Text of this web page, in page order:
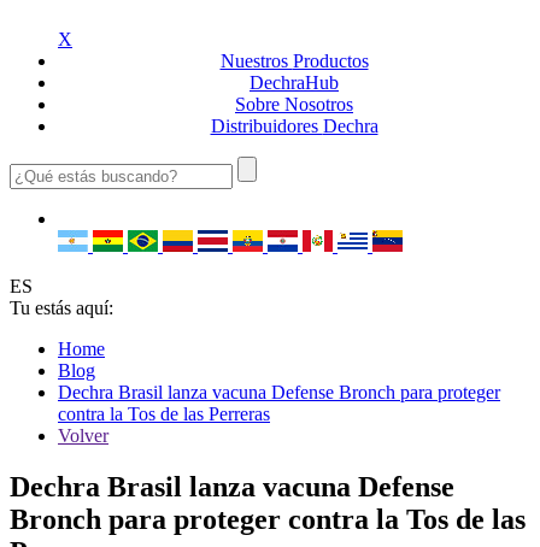
X
Nuestros Productos
DechraHub
Sobre Nosotros
Distribuidores Dechra
ES
Tu estás aquí:
Home
Blog
Dechra Brasil lanza vacuna Defense Bronch para proteger
contra la Tos de las Perreras
Volver
Dechra Brasil lanza vacuna Defense
Bronch para proteger contra la Tos de las